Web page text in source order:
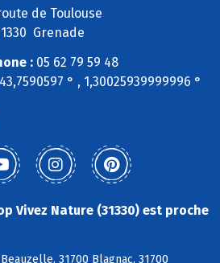
de Toulouse
Grenade
:05 62 79 59 48
° , 1,30025939999996 °
Vivez Nature (31330) est proche
31700 Blagnac, 31700